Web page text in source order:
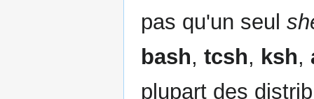
pas qu'un seul
bash, tcsh, ksh,
plupart des